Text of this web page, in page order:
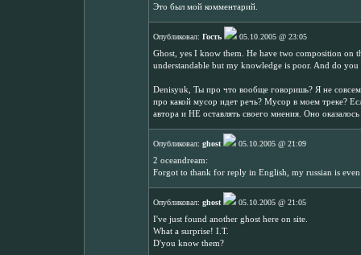
Это был мой комментарий.
Опубликовал: Гость
05.10.2005 @ 23:05
Ghost, yes I know them. He have two composition on
understandable but my knowledge is poor. And do you
Denisyuk, Ты про что вообще говоришь? Я не
про какой мусор идет речь? Мусор в моем треке?
автора и НЕ оставлять своего мнения. Оно
Опубликовал: ghost
05.10.2005 @ 21:09
2 oceandream:
Forgot to thank for reply in English, my russian is
Опубликовал: ghost
05.10.2005 @ 21:05
I've just found another ghost here on site.
What a surprise! I.T.
D'you know them?